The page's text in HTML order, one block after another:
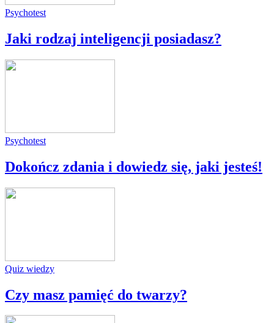
Psychotest
Jaki rodzaj inteligencji posiadasz?
Psychotest
Dokończ zdania i dowiedz się, jaki jesteś!
Quiz wiedzy
Czy masz pamięć do twarzy?